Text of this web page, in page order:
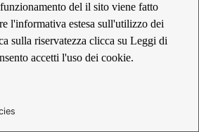
del il sito viene fatto
l'informativa estesa sull'utilizzo dei
sulla riservatezza clicca su Leggi di
accetti l'uso dei cookie.
fotovoltaici
fotovoltaici
per impianti fotovoltaici
e configurazione per impianti
impianti fotovoltaici